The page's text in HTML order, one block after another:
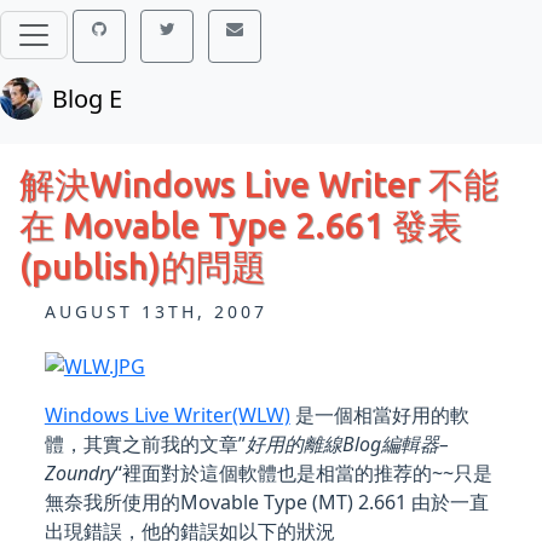
Blog E
解決Windows Live Writer 不能
在 Movable Type 2.661 發表
(publish)的問題
AUGUST 13TH, 2007
Windows Live Writer(WLW)是一個相當好用的軟
體，其實之前我的文章”好用的離線Blog編輯器–
Zoundry“裡面對於這個軟體也是相當的推荐的~~只是
無奈我所使用的Movable Type (MT) 2.661 由於一直
出現錯誤，他的錯誤如以下的狀況